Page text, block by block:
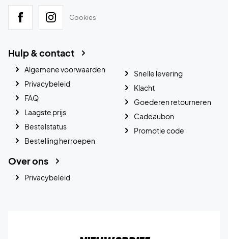
Cookies
Hulp & contact
Algemene voorwaarden
Privacybeleid
FAQ
Laagste prijs
Bestelstatus
Bestelling herroepen
Snelle levering
Klacht
Goederen retourneren
Cadeaubon
Promotie code
Over ons
Privacybeleid